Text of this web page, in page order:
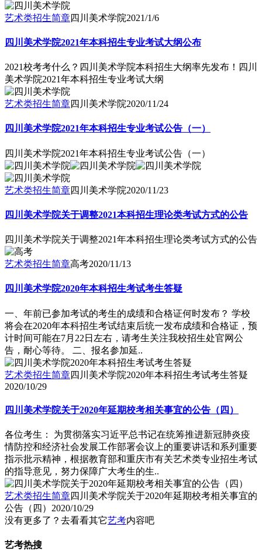
艺术类招生简章四川美术学院2021/1/6
四川美术学院2021年本科招生专业考试大纲公布
2021校考考什么？四川美术学院本科招生大纲率先发布！四川
美术学院2021年本科招生专业考试大纲
艺术类招生简章四川美术学院2020/11/24
四川美术学院2021年本科招生专业考试公告（一）
四川美术学院2021年本科招生专业考试公告（一）
艺术类招生简章四川美术学院2020/11/23
四川美术学院关于调整2021本科招生理论类考试方式的公告
四川美术学院关于调整2021年本科招生理论类考试方式的公告
艺术类招生简章高考2020/11/13
四川美术学院2020年本科招生考试考生答疑
一、年前已参加考试的考生的成绩和合格证何时发布？ 学校
将会在2020年本科招生考试结束后统一发布成绩和合格证，预
计时间可能在7月22日左右，请考生关注我校招生处官网公
告，耐心等待。 二、报名参加延..
艺术类招生简章四川美术学院2020年本科招生考试考生答疑
2020/10/29
四川美术学院关于2020年延期校考相关事宜的公告（四）
各位考生： 为贯彻落实习近平总书记在统筹推进新冠肺炎疫
情防控和经济社会发展工作部署会议上的重要讲话和系列重要
指示批示精神，根据教育部和重庆市有关艺术类专业招生考试
的指导意见，努力保障广大考生的生..
艺术类招生简章四川美术学院关于2020年延期校考相关事宜的
公告（四） 2020/10/29
没有更多了？去看看其它艺考内容吧
艺考热搜